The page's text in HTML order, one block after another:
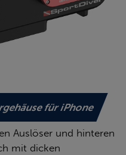
für iPhone
Auslöser und hinteren
mit dicken